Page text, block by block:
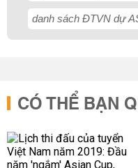
danh sách ĐTVN dự
CÓ THỂ BẠN